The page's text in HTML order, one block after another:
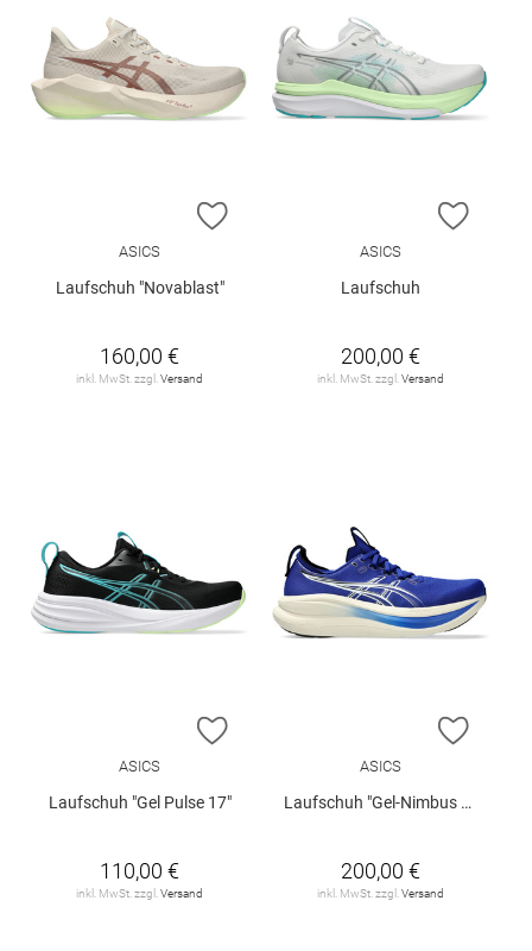
ZUR WUNSCHLISTE HINZUFÜGEN
ASICS
Laufschuh "Novablast"
160,00 €
inkl. MwSt. zzgl. Versand
ZUR
ASICS
Laufschuh
200,00 €
inkl. MwSt. zzgl. Versand
ZUR WUNSCHLISTE HINZUFÜGEN
ASICS
Laufschuh "Gel Pulse 17"
110,00 €
inkl. MwSt. zzgl. Versand
ZUR
ASICS
Laufschuh "Gel-Nimbus 28"
200,00 €
inkl. MwSt. zzgl. Versand